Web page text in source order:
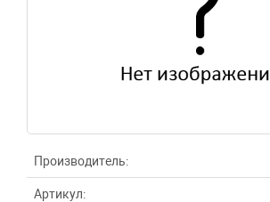
Производитель:
Артикул: